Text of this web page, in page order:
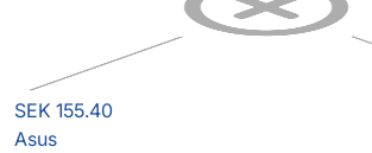
SEK 155.40
Asus